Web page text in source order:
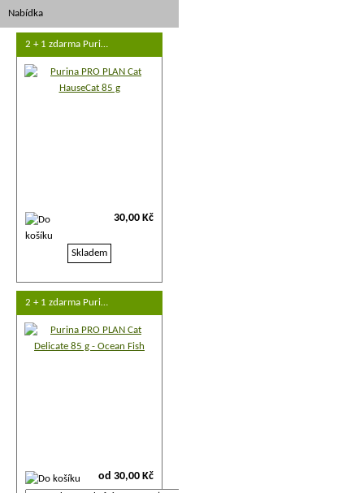
Nabídka
2 + 1 zdarma Puri…
30,00 Kč
Skladem
2 + 1 zdarma Puri…
od 30,00 Kč